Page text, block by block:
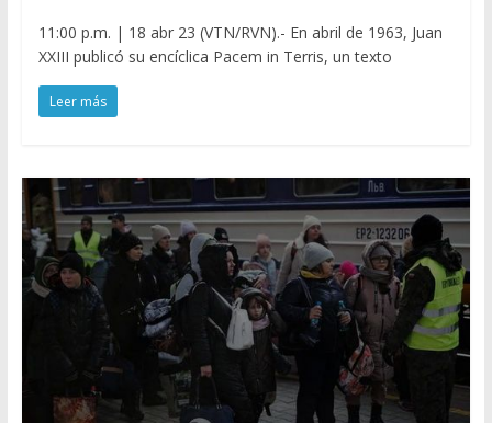
11:00 p.m. | 18 abr 23 (VTN/RVN).- En abril de 1963, Juan
XXIII publicó su encíclica Pacem in Terris, un texto
Leer más